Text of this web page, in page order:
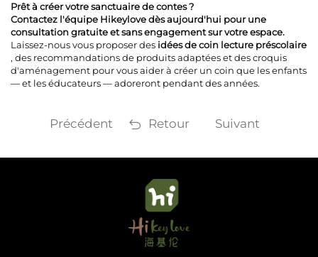
Prêt à créer votre sanctuaire de contes ?
Contactez l'équipe Hikeylove dès aujourd'hui pour une
consultation gratuite et sans engagement sur votre espace.
Laissez-nous vous proposer des idées de coin lecture préscolaire
, des recommandations de produits adaptées et des croquis
d'aménagement pour vous aider à créer un coin que les enfants
— et les éducateurs — adoreront pendant des années.
Précédent Retour Suivant